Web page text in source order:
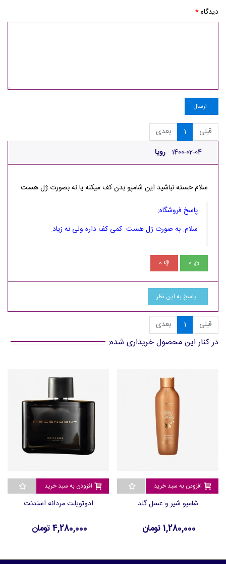
دیدگاه*
ارسال
قبلی 1
بعدی
رویا 1400-02-04
سلام خسته نباشید این شامپو بدن کف میکنه یا نه بصورت ژل هست
پاسخ فروشگاه:
سلام. به صورت ژل هست. کمی کف داره ولی نه زیاد.
👍
0
👎
0
پاسخ به این نظر
قبلی 1 بعدی
در کنار این محصول خریداری شده:
افزودن به سبد خرید
شامپو شیر و عسل گلد
1,280,000 تومان
افزودن به سبد خرید
ادوتویلت مردانه اسندنت
4,280,000 تومان